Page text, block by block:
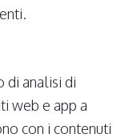
di analisi di
web e app a
con i contenuti